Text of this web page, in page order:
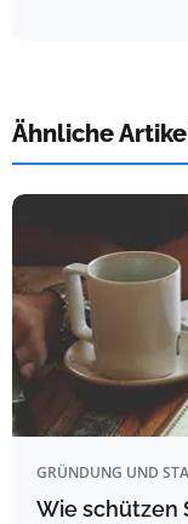
Ähnliche
GRÜNDUNG UND
Wie schützen